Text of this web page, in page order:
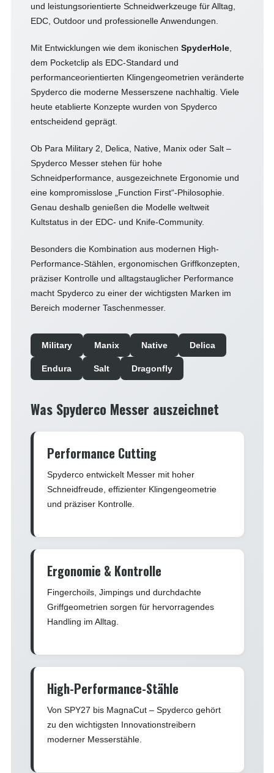
und leistungsorientierte Schneidwerkzeuge für Alltag,
EDC, Outdoor und professionelle Anwendungen.
Mit Entwicklungen wie dem ikonischen SpyderHole,
dem Pocketclip als EDC-Standard und
performanceorientierten Klingengeometrien veränderte
Spyderco die moderne Messerszene nachhaltig. Viele
heute etablierte Konzepte wurden von Spyderco
entscheidend geprägt.
Ob Para Military 2, Delica, Native, Manix oder Salt –
Spyderco Messer stehen für hohe
Schneidperformance, ausgezeichnete Ergonomie und
eine kompromisslose „Function First“-Philosophie.
Genau deshalb genießen die Modelle weltweit
Kultstatus in der EDC- und Knife-Community.
Besonders die Kombination aus modernen High-
Performance-Stählen, ergonomischen Griffkonzepten,
präziser Kontrolle und alltagstauglicher Performance
macht Spyderco zu einer der wichtigsten Marken im
Bereich moderner Taschenmesser.
Military Manix Native Delica
Endura Salt Dragonfly
Was Spyderco Messer auszeichnet
Performance Cutting
Spyderco entwickelt Messer mit hoher
Schneidfreude, effizienter Klingengeometrie
und präziser Kontrolle.
Ergonomie & Kontrolle
Fingerchoils, Jimpings und durchdachte
Griffgeometrien sorgen für hervorragendes
Handling im Alltag.
High-Performance-Stähle
Von SPY27 bis MagnaCut – Spyderco gehört
zu den wichtigsten Innovationstreibern
moderner Messerstähle.